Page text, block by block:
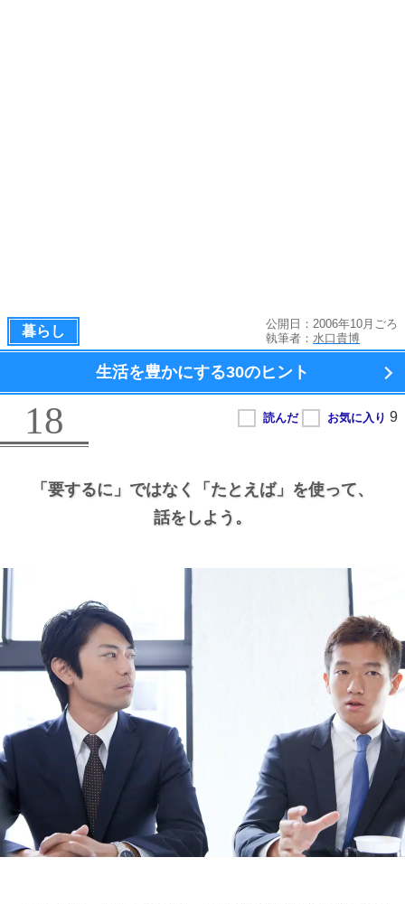
暮らし
公開日：2006年10月ごろ
執筆者： 水口貴博
生活を豊かにする30のヒント
18
「要するに」ではなく
「たとえば」を使って、
話をしよう。